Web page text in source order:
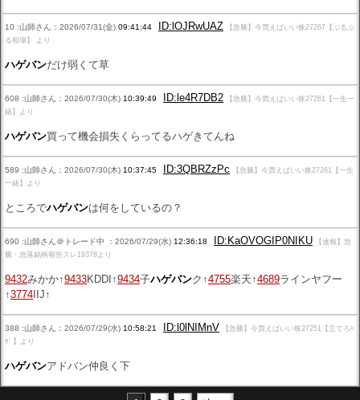
10 :山師さん：2026/07/31(金) 09:41:44 ID:lOJRwUAZ
【急騰】今買えばいい株27267【ぶるぶ
る相場】 より
ハゲバンだけ弱くて草
608 :山師さん：2026/07/30(木) 10:39:49 ID:le4R7DB2
【急騰】今買えばいい株27261【一生一
緒】より
ハゲバン買って機会損失くらってるハゲきてんね
589 :山師さん：2026/07/30(木) 10:37:45 ID:3QBRZzPc
【急騰】今買えばいい株27261【一生
一緒】より
ところでハゲバンは何をしているの？
690 :山師さん＠トレード中 ：2026/07/29(水) 12:36:18 ID:KaOVOGIP0NIKU
【速報】急
騰・急落銘柄報告スレ19378より
9432みかか↑9433KDDI↑9434子ハゲバンク↑4755楽天↑4689ラインヤフー
↑3774 IIJ↑
388 :山師さん：2026/07/29(水) 10:58:21 ID:l0lNIMnV
【急騰】今買えばいい株27251【立てろﾊ
ｹﾞ】より
ハゲバンアドバン仲良く下